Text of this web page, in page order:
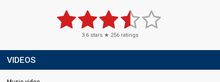
3.6 stars ★ 256 ratings
VIDEOS